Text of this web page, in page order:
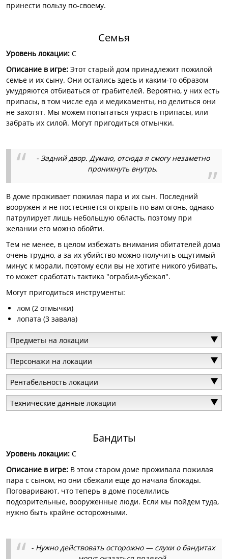
принести пользу по-своему.
Семья
Уровень локации: C
Описание в игре: Этот старый дом принадлежит пожилой
семье и их сыну. Они остались здесь и каким-то образом
умудряются отбиваться от грабителей. Вероятно, у них есть
припасы, в том числе еда и медикаменты, но делиться они
не захотят. Мы можем попытаться украсть припасы, или
забрать их силой. Могут пригодиться отмычки.
- Задний двор. Думаю, отсюда я смогу незаметно
проникнуть внутрь.
В доме проживает пожилая пара и их сын. Последний
вооружен и не постесняется открыть по вам огонь, однако
патрулирует лишь небольшую область, поэтому при
желании его можно обойти.
Тем не менее, в целом избежать внимания обитателей дома
очень трудно, а за их убийство можно получить ощутимый
минус к морали, поэтому если вы не хотите никого убивать,
то может сработать тактика "ограбил-убежал".
Могут пригодиться инструменты:
лом (2 отмычки)
лопата (3 завала)
Предметы на локации
Персонажи на локации
Рентабельность локации
Технические данные локации
Бандиты
Уровень локации: C
Описание в игре: В этом старом доме проживала пожилая
пара с сыном, но они сбежали еще до начала блокады.
Поговаривают, что теперь в доме поселились
подозрительные, вооруженные люди. Если мы пойдем туда,
нужно быть крайне осторожными.
- Нужно действовать осторожно — слухи о бандитах